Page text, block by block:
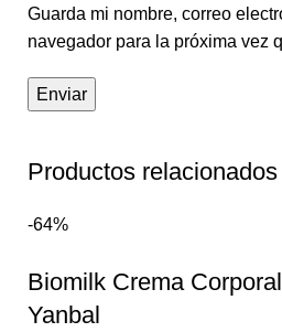
Guarda mi nombre, correo
navegador para la próxima vez
Productos relacionados
-64%
Biomilk Crema
Yanbal